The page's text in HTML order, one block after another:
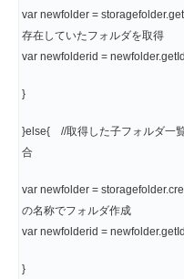
var newfolder =
存在していたフォルダを取得
var newfolderid =
}
}else{ //取得した子フォルダ一
合
var newfolder =
の名称でフォルダ作成
var newfolderid =
}